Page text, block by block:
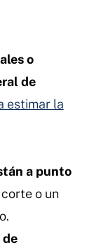
o
de
estimar la
a punto
o un